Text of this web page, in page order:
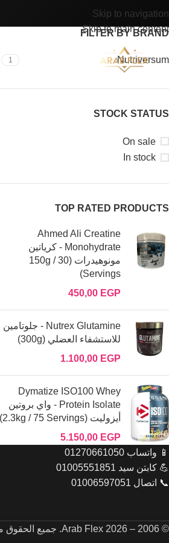
Skip to navigation
Skip to main content
FILTER BY BRAND
Nutriversum
1
STOCK STATUS
On sale
In stock
TOP RATED PRODUCTS
Ahmed Ali Creatine
Monohydrate - كرياتين
مونوهيدرات (150g / 30
Servings)
450,00 EGP
Nutrex Glutamine - جلوتامين
للاستشفاء العضلي (300g)
1.100,00 EGP
Dymatize ISO100 Whey
Protein Isolate - واي بروتين
أيزوليت (2.3kg / 75 Servings)
5.150,00 EGP
📱 واتساب 01270661050
💪 كابتن سيد 01005551851
📞 اتصال 01006597051
© 2006 – 2026 Arab Flex. جميع الحقوق محفوظة